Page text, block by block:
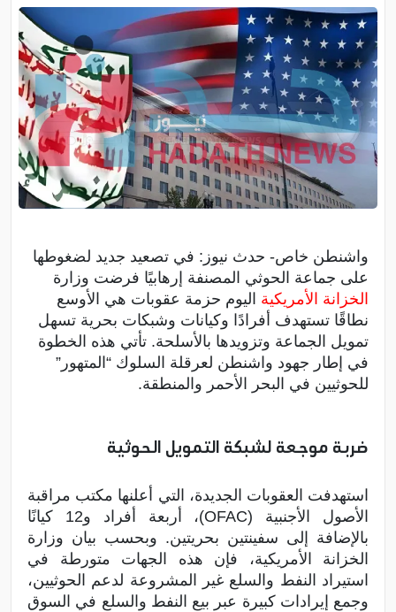
واشنطن خاص- حدث نيوز: في تصعيد جديد لضغوطها
على جماعة الحوثي المصنفة إرهابيًا فرضت وزارة
الخزانة الأمريكية اليوم حزمة عقوبات هي الأوسع
نطاقًا تستهدف أفرادًا وكيانات وشبكات بحرية تسهل
تمويل الجماعة وتزويدها بالأسلحة. تأتي هذه الخطوة
في إطار جهود واشنطن لعرقلة السلوك “المتهور”
للحوثيين في البحر الأحمر والمنطقة.
ضربة موجعة لشبكة التمويل الحوثية
استهدفت العقوبات الجديدة، التي أعلنها مكتب مراقبة
الأصول الأجنبية (OFAC)، أربعة أفراد و12 كيانًا
بالإضافة إلى سفينتين بحريتين. وبحسب بيان وزارة
الخزانة الأمريكية، فإن هذه الجهات متورطة في
استيراد النفط والسلع غير المشروعة لدعم الحوثيين،
وجمع إيرادات كبيرة عبر بيع النفط والسلع في السوق